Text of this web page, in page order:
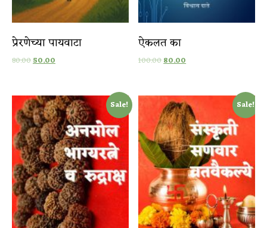
प्रेरणेच्या पायवाटा
80.0050.00
ऐकलत का
100.0080.00
Sale! Sale!